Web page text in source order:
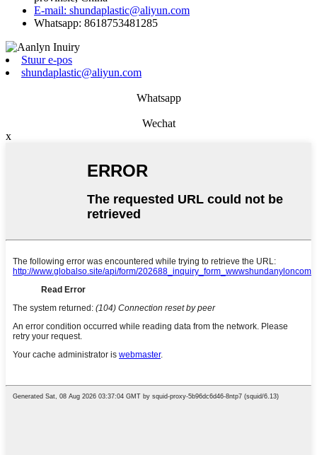
E-mail: shundaplastic@aliyun.com
Whatsapp: 8618753481285
Stuur e-pos
shundaplastic@aliyun.com
Whatsapp
Wechat
x